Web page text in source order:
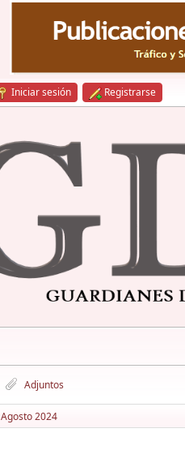
Iniciar sesión Registrarse
Adjuntos
Agosto 2024